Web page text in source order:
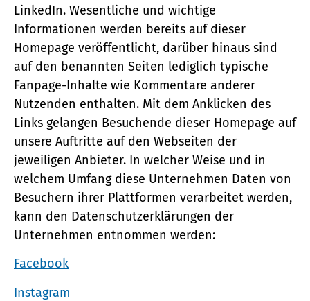
LinkedIn. Wesentliche und wichtige
Informationen werden bereits auf dieser
Homepage veröffentlicht, darüber hinaus sind
auf den benannten Seiten lediglich typische
Fanpage-Inhalte wie Kommentare anderer
Nutzenden enthalten. Mit dem Anklicken des
Links gelangen Besuchende dieser Homepage auf
unsere Auftritte auf den Webseiten der
jeweiligen Anbieter. In welcher Weise und in
welchem Umfang diese Unternehmen Daten von
Besuchern ihrer Plattformen verarbeitet werden,
kann den Datenschutzerklärungen der
Unternehmen entnommen werden:
Facebook
Instagram